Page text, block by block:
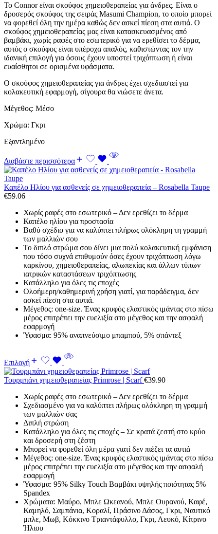
Το Connor είναι σκούφος χημειοθεραπείας για άνδρες. Είναι ο
δροσερός σκούφος της σειράς Masumi Champion, το οποίο μπορεί
να φορεθεί όλη την ημέρα καθώς δεν ασκεί πίεση στα αυτιά. Ο
σκούφος χημειοθεραπείας μας είναι κατασκευασμένος από
βαμβάκι, χωρίς ραφές στο εσωτερικό για να ερεθίσει το δέρμα,
αυτός ο σκούφος είναι υπέροχα απαλός, καθιστώντας τον την
ιδανική επιλογή για όσους έχουν υποστεί τριχόπτωση ή είναι
ευαίσθητοι σε ορισμένα υφάσματα.
Ο σκούφος χημειοθεραπείας για άνδρες έχει σχεδιαστεί για
κολακευτική εφαρμογή, σίγουρα θα νιώσετε άνετα.
Μέγεθος: Μέσο
Χρώμα: Γκρι
Εξαντλημένο
Διαβάστε περισσότερα
Καπέλο Ηλίου για ασθενείς σε χημειοθεραπεία – Rosabella Taupe
€59.06
Χωρίς ραφές στο εσωτερικό – Δεν ερεθίζει το δέρμα
Καπέλο ηλίου για προστασία
Βαθύ σχέδιο για να καλύπτει πλήρως ολόκληρη τη γραμμή
των μαλλιών σου
Το διπλό στρώμα σου δίνει μια πολύ κολακευτική εμφάνιση
που τόσο συχνά επιθυμούν όσες έχουν τριχόπτωση λόγω
καρκίνου, χημειοθεραπείας, αλωπεκίας και άλλων τύπων
ιατρικών καταστάσεων τριχόπτωσης
Κατάλληλο για όλες τις εποχές
Ολοήμερη/καθημερινή χρήση γιατί, για παράδειγμα, δεν
ασκεί πίεση στα αυτιά.
Μέγεθος: one-size. Ένας κρυφός ελαστικός ιμάντας στο πίσω
μέρος επιτρέπει την ευελιξία στο μέγεθος και την ασφαλή
εφαρμογή
Ύφασμα: 95% αναπνεύσιμο μπαμπού, 5% σπάντεξ
Επιλογή
Τουρμπάνι χημειοθεραπείας Primrose | Scarf€39.90
Χωρίς ραφές στο εσωτερικό – Δεν ερεθίζει το δέρμα
Σχεδιασμένο για να καλύπτει πλήρως ολόκληρη τη γραμμή
των μαλλιών σας
Διπλή στρώση
Κατάλληλο για όλες τις εποχές – Σε κρατά ζεστή στο κρύο
και δροσερή στη ζέστη
Μπορεί να φορεθεί όλη μέρα γιατί δεν πιέζει τα αυτιά
Μέγεθος: one-size. Ένας κρυφός ελαστικός ιμάντας στο πίσω
μέρος επιτρέπει την ευελιξία στο μέγεθος και την ασφαλή
εφαρμογή
Ύφασμα: 95% Silky Touch Βαμβάκι υψηλής ποιότητας 5%
Spandex
Χρώματα: Μαύρο, Μπλε Ωκεανού, Μπλε Ουρανού, Καφέ,
Καμηλό, Σαμπάνια, Κοραλί, Πράσινο Δάσος, Γκρι, Ναυτικό
μπλε, Μωβ, Κόκκινο Τριαντάφυλλο, Γκρι, Λευκό, Κίτρινο
Ήλιου